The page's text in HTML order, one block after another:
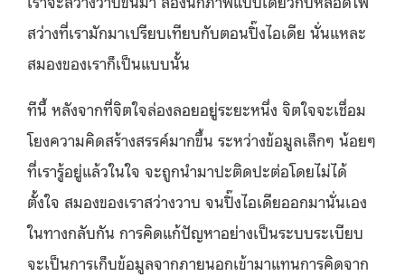
สว่างที่เรามักมาเปรียบเทียบกับตอนปิ๊งไอเดีย นั่นแหละ
สมองของเราก็เป็นแบบนั้น
ทีนี้ หลังจากที่จิตใจล่องลอยอยู่ระยะหนึ่ง จิตใจจะเชื่อม
โยงความคิดสร้างสรรค์มากขึ้น ระหว่างข้อมูลเล็กๆ น้อยๆ
ที่เรารู้อยู่แล้วในใจ จะถูกนำมาปะติดปะต่อโดยไม่ได้
ตั้งใจ สมองของเราสว่างวาบ จนปิ๊งไอเดียออกมานั่นเอง
ในทางกลับกัน การคิดแก้ปัญหาอย่างเป็นระบบระเบียบ
จะเป็นการเก็บข้อมูลจากภายนอกเข้ามาแทนการคิดจาก